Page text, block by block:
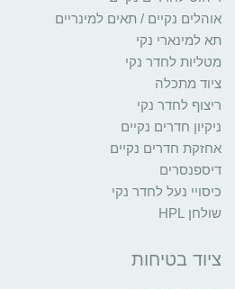
אוהלים נקיים / תאים למינריים
תא למינארי נקי
מטליות לחדר נקי
ציוד מתכלה
ריצוף לחדר נקי
ניקיון חדרים נקיים
אחזקת חדרים נקיים
דיספנסרים
כיסויי נעל לחדר נקי
שולחן HPL
ציוד בטיחות